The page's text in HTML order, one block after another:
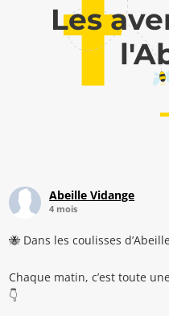
Les
Abeille Vidange
4 mois
🐝 Dans les coulisses
Chaque matin, c’est toute
👇